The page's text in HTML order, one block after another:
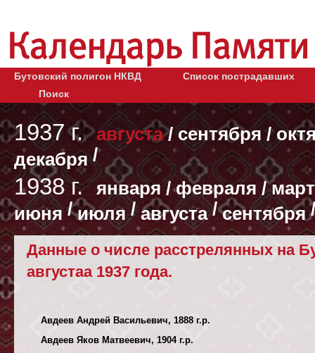
Бутовский полигон НКВД
Список пострадавших
Поиск
1937 г. августа/ сентября/
декабря/
1938 г. января/февраля /
июня /июля/августа/сентября
Данные о числе расстрелянных на
августаа 1937 года.
Авдеев Андрей Васильевич, 1888 г.р.
Авдеев Яков Матвеевич, 1904 г.р.